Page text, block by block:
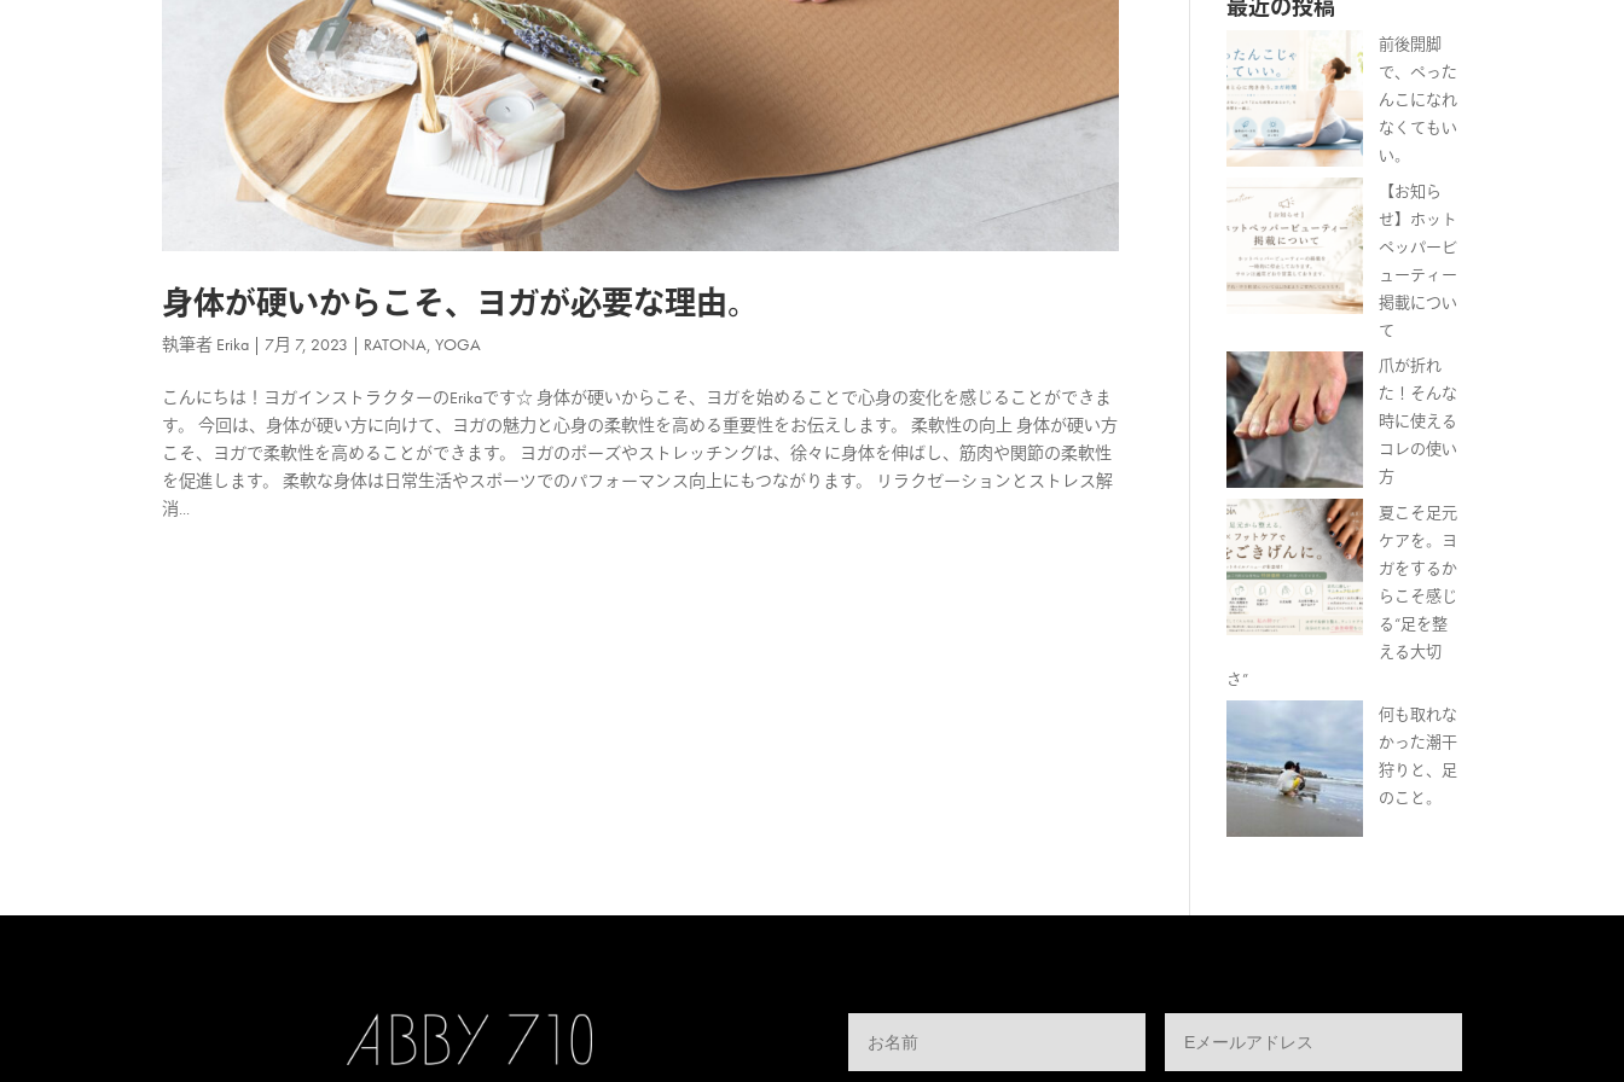
身体が硬いからこそ、ヨガが必要な理由。
執筆者 Erika | 7月 7, 2023 | RATONA,YOGA
こんにちは！ヨガインストラクターのErikaです☆ 身体が硬いからこそ、ヨガを始めることで心身の変化を感じることができま
す。 今回は、身体が硬い方に向けて、ヨガの魅力と心身の柔軟性を高める重要性をお伝えします。 柔軟性の向上 身体が硬い方
こそ、ヨガで柔軟性を高めることができます。 ヨガのポーズやストレッチングは、徐々に身体を伸ばし、筋肉や関節の柔軟性
を促進します。 柔軟な身体は日常生活やスポーツでのパフォーマンス向上にもつながります。 リラクゼーションとストレス解
消...
最近の投稿
前後開脚
で、ぺった
んこになれ
なくてもい
い。
【お知ら
せ】ホット
ペッパービ
ューティー
掲載につい
て
爪が折れ
た！そんな
時に使える
コレの使い
方
夏こそ足元
ケアを。ヨ
ガをするか
らこそ感じ
る“足を整
える大切
さ”
何も取れな
かった潮干
狩りと、足
のこと。